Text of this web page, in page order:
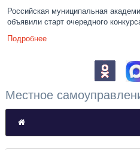
Российская муниципальная
объявили старт очередного
Подробнее
Местное